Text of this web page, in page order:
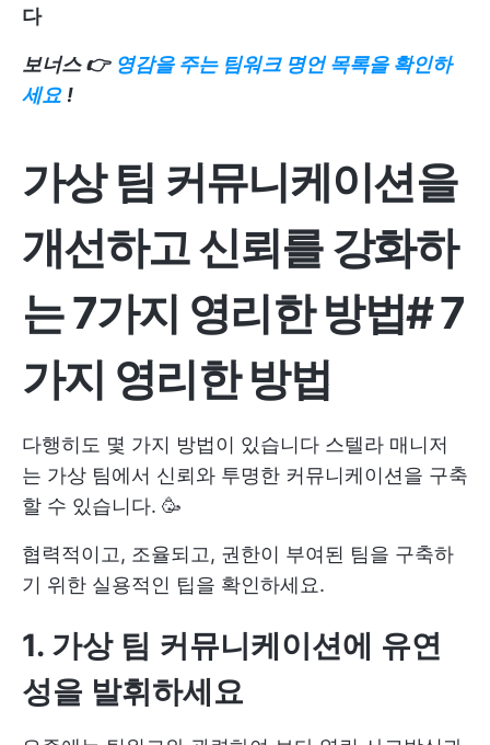
다
보너스 👉 영감을 주는 팀워크 명언 목록을 확인하
세요 !
가상 팀 커뮤니케이션을
개선하고 신뢰를 강화하
는 7가지 영리한 방법#7
가지 영리한 방법
다행히도 몇 가지 방법이 있습니다 스텔라 매니저
는 가상 팀에서 신뢰와 투명한 커뮤니케이션을 구축
할 수 있습니다. 🥳
협력적이고, 조율되고, 권한이 부여된 팀을 구축하
기 위한 실용적인 팁을 확인하세요.
1. 가상 팀 커뮤니케이션에 유연
성을 발휘하세요